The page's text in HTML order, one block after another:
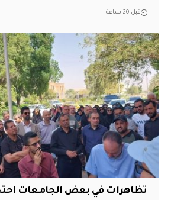
قبل 20 ساعة
تظاهرات في بعض الجامعات